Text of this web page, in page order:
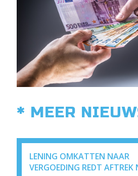
* MEER
LENING OMKATTEN NAAR
VERGOEDING REDT AFTREK